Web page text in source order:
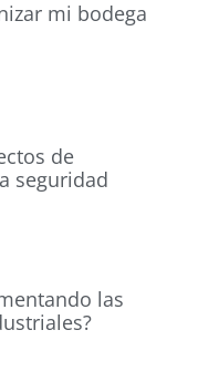
mi bodega
de
seguridad
las